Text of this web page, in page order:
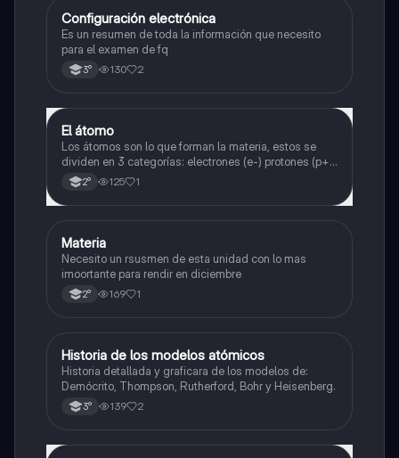
Física
Configuración electrónica
Es un resumen de toda la información que necesito
para el examen de fq
3° 130 2
Física
El átomo
Los átomos son lo que forman la materia, estos se
dividen en 3 categorías: electrones (e-) protones (p+)
y neutrones (n⁰).
2° 125 1
Física
Materia
Necesito un rsusmen de esta unidad con lo mas
imoortante para rendir en diciembre
2° 169 1
Física
Historia de los modelos atómicos
Historia detallada y graficara de los modelos de:
Demócrito, Thompson, Rutherford, Bohr y Heisenberg.
3° 139 2